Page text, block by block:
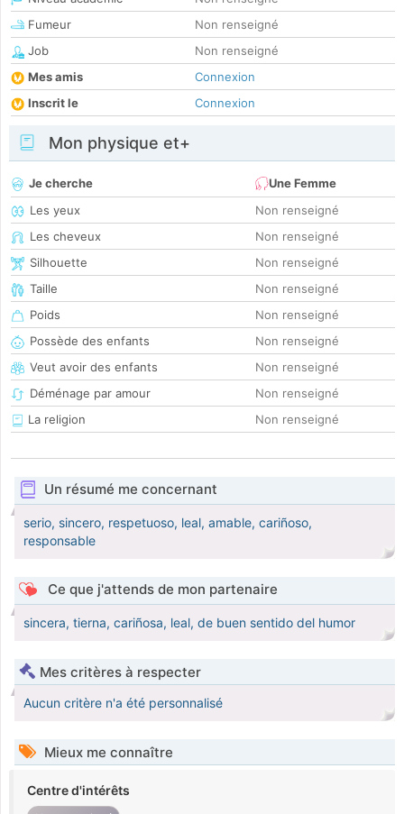
Fumeur
Non renseigné
Job
Non renseigné
Mes amis
Connexion
Inscrit le
Connexion
Mon physique et+
Je cherche
Une Femme
Les yeux
Non renseigné
Les cheveux
Non renseigné
Silhouette
Non renseigné
Taille
Non renseigné
Poids
Non renseigné
Possède des enfants
Non renseigné
Veut avoir des enfants
Non renseigné
Déménage par amour
Non renseigné
La religion
Non renseigné
Un résumé me concernant
serio, sincero, respetuoso, leal, amable, cariñoso,
responsable
Ce que j'attends de mon partenaire
sincera, tierna, cariñosa, leal, de buen sentido del humor
Mes critères à respecter
Aucun critère n'a été personnalisé
Mieux me connaître
Centre d'intérêts